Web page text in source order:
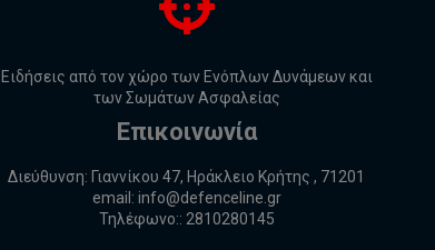
Ειδήσεις από τον χώρο των Ενόπλων Δυνάμεων και
των Σωμάτων Ασφαλείας
Επικοινωνία
Διεύθυνση: Γιαννίκου 47, Ηράκλειο Κρήτης , 71201
email: info@defenceline.gr
Τηλέφωνο:: 2810280145